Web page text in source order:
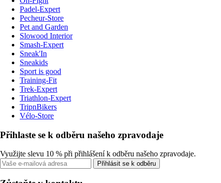
Padel-Expert
Pecheur-Store
Pet and Garden
Slowood Interior
Smash-Expert
Sneak'In
Sneakids
Sport is good
Training-Fit
Trek-Expert
Triathlon-Expert
TripnBikers
Vélo-Store
Přihlaste se k odběru našeho zpravodaje
Využijte slevu 10 % při přihlášení k odběru našeho zpravodaje.
Přihlásit se k odběru